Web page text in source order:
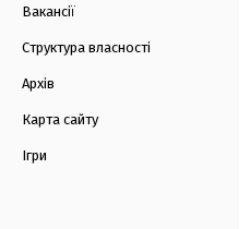
Вакансії
Структура власності
Архів
Карта сайту
Ігри